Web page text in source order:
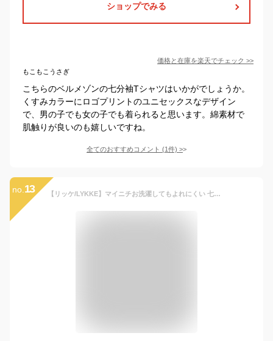
ショップでみる
価格と在庫を楽天でチェック >>
もこもこうさぎ
こちらのベルメゾンの七分袖Tシャツはいかがでしょうか。
くすみカラーにロゴプリントのユニセックスなデザイン
で、男の子でも女の子でも着られると思います。綿素材で
肌触りが良いのも嬉しいですね。
全てのおすすめコメント (1件) >
no. 13 【リッケ/LYKKE】マイニチお洗濯してもよれにくい 七分袖 Tシャツ ◆ 80 90 100 110 120 130 ◆◇ 男女兼用 男の子 女の子 男児 女児 子ども こども 子供 ベビー キッズ 服 子供服 トップス カットソー 通園 通学 園 学校